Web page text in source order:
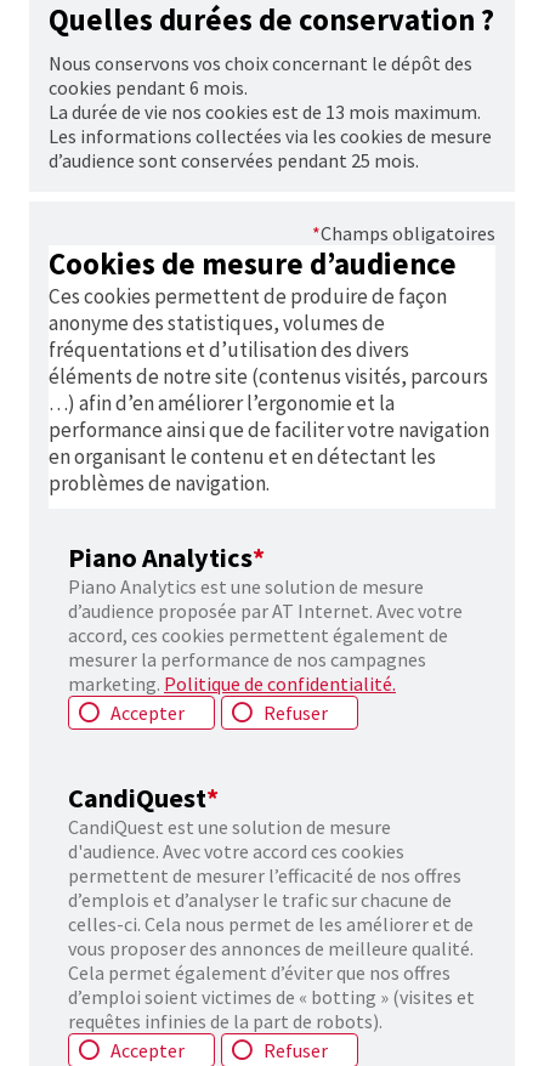
Quelles durées de conservation ?
Nous conservons vos choix concernant le dépôt des
cookies pendant 6 mois.
La durée de vie nos cookies est de 13 mois maximum.
Les informations collectées via les cookies de mesure
d’audience sont conservées pendant 25 mois.
*Champs obligatoires
Cookies de mesure d’audience
Cescookies permettent de produire de façon
anonyme des statistiques, volumes de
fréquentations et d’utilisation des divers
éléments de notre site (contenus visités, parcours
…) afin d’en améliorer l’ergonomie et la
performance ainsi que de faciliter votre navigation
en organisant le contenu et en détectant les
problèmes de navigation.
Piano Analytics*
Piano Analytics est une solution de mesure
d’audience proposée par AT Internet. Avec votre
accord, ces cookies permettent également de
mesurer la performance de nos campagnes
marketing. Politique de confidentialité.
Accepter
Refuser
CandiQuest*
CandiQuest est une solution de mesure
d'audience. Avec votre accord ces cookies
permettent de mesurer l’efficacité de nos offres
d’emplois et d’analyser le trafic sur chacune de
celles-ci. Cela nous permet de les améliorer et de
vous proposer des annonces de meilleure qualité.
Cela permet également d’éviter que nos offres
d’emploi soient victimes de « botting » (visites et
requêtes infinies de la part de robots).
Accepter
Refuser